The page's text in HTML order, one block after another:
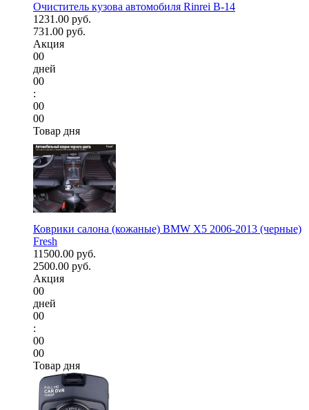
Очиститель кузова автомобиля Rinrei B-14
1231.00 руб.
731.00 руб.
Акция
00
дней
00
:
00
00
Товар дня
Коврики салона (кожаные) BMW X5 2006-2013 (черные)
Fresh
11500.00 руб.
2500.00 руб.
Акция
00
дней
00
:
00
00
Товар дня